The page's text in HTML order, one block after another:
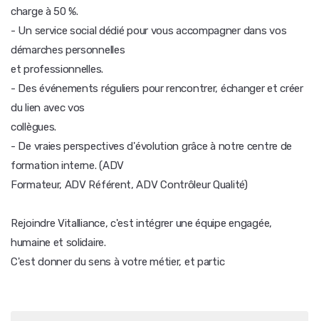
charge à 50 %.
- Un service social dédié pour vous accompagner dans vos
démarches personnelles
et professionnelles.
- Des événements réguliers pour rencontrer, échanger et créer
du lien avec vos
collègues.
- De vraies perspectives d'évolution grâce à notre centre de
formation interne. (ADV
Formateur, ADV Référent, ADV Contrôleur Qualité)
Rejoindre Vitalliance, c'est intégrer une équipe engagée,
humaine et solidaire.
C'est donner du sens à votre métier, et partic